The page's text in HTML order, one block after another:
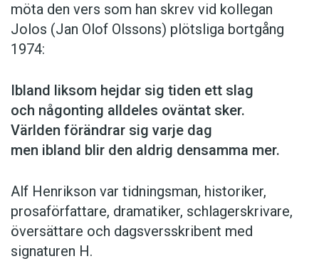
möta den vers som han skrev vid kollegan
Jolos (Jan Olof Olssons) plötsliga bortgång
1974:
Ibland liksom hejdar sig tiden ett slag
och någonting alldeles oväntat sker.
Världen förändrar sig varje dag
men ibland blir den aldrig densamma mer.
Alf Henrikson var tidningsman, historiker,
prosaförfattare, dramatiker, schlagerskrivare,
översättare och dagsversskribent med
signaturen H.